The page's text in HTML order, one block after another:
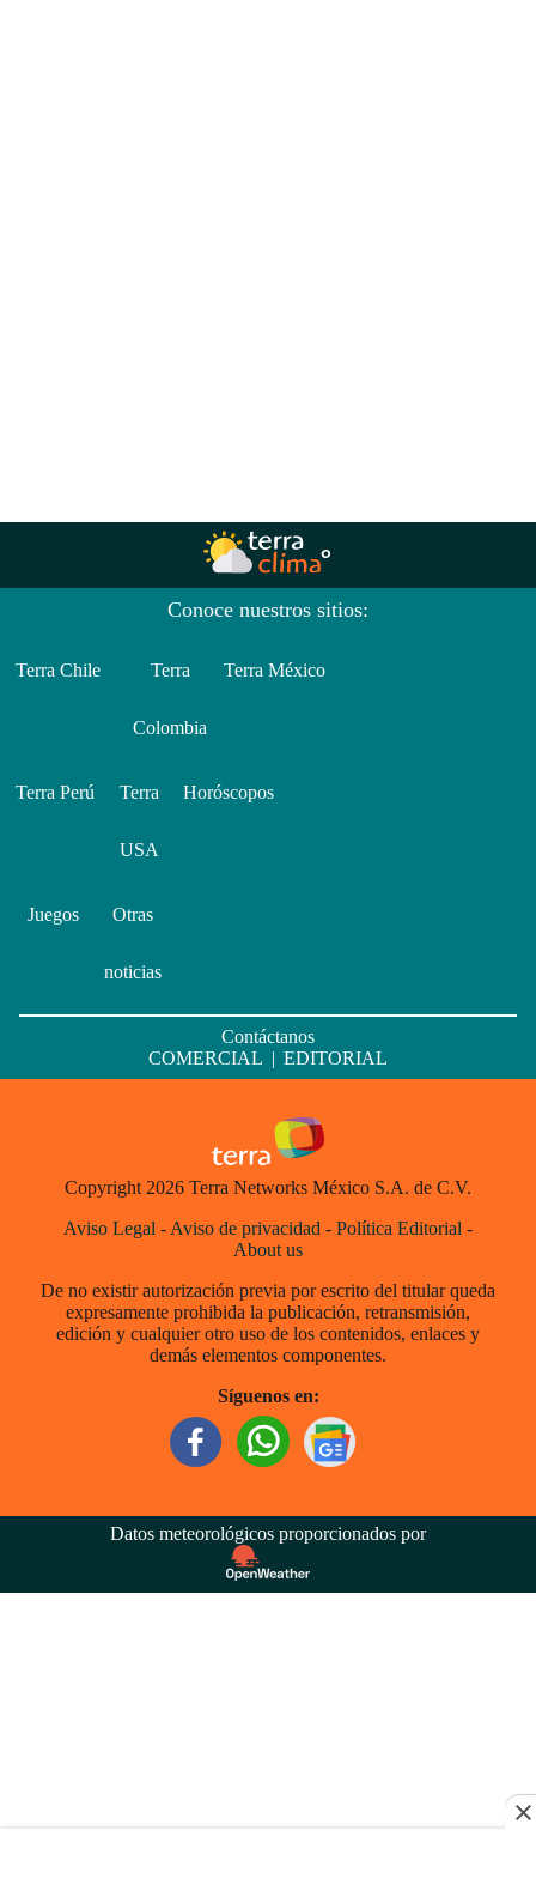
Conoce nuestros sitios:
Terra Chile Terra
Colombia
Terra México
Terra Perú Terra
USA
Horóscopos
Juegos Otras
noticias
Contáctanos
COMERCIAL | EDITORIAL
Copyright 2026 Terra Networks México S.A. de C.V.
Aviso Legal - Aviso de privacidad - Política Editorial -
About us
De no existir autorización previa por escrito del titular queda
expresamente prohibida la publicación, retransmisión,
edición y cualquier otro uso de los contenidos, enlaces y
demás elementos componentes.
Síguenos en:
Datos meteorológicos proporcionados por